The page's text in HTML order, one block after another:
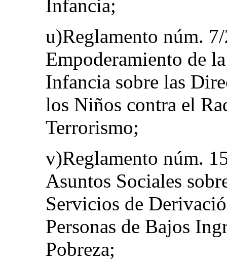
Infancia;
u)Reglamento núm.
Empoderamiento de
Infancia sobre las
los Niños contra el
Terrorismo;
v)Reglamento núm.
Asuntos Sociales
Servicios de
Personas de Bajos
Pobreza;